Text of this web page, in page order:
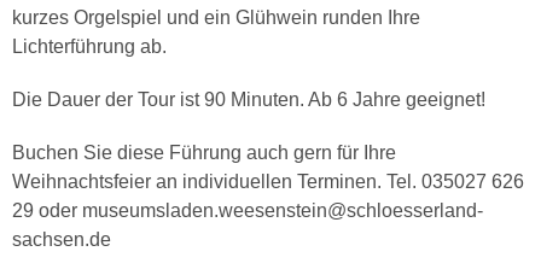
kurzes Orgelspiel und ein Glühwein runden Ihre
Lichterführung ab.
Die Dauer der Tour ist 90 Minuten. Ab 6 Jahre geeignet!
Buchen Sie diese Führung auch gern für Ihre
Weihnachtsfeier an individuellen Terminen. Tel. 035027 626
29 oder museumsladen.weesenstein@schloesserland-
sachsen.de